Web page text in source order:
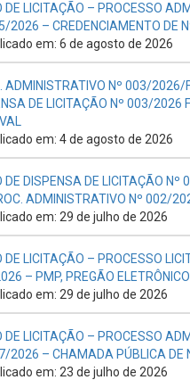
DE LICITAÇÃO – PROCESSO
2026 – CREDENCIAMENTO DE
em: 6 de agosto de 2026
ADMINISTRATIVO Nº 003/2026/
DE LICITAÇÃO Nº 003/2026
em: 4 de agosto de 2026
DE DISPENSA DE LICITAÇÃO Nº
ADMINISTRATIVO Nº 002/
em: 29 de julho de 2026
DE LICITAÇÃO – PROCESSO
– PMP, PREGÃO
em: 29 de julho de 2026
DE LICITAÇÃO – PROCESSO
2026 – CHAMADA PÚBLICA DE
em: 23 de julho de 2026